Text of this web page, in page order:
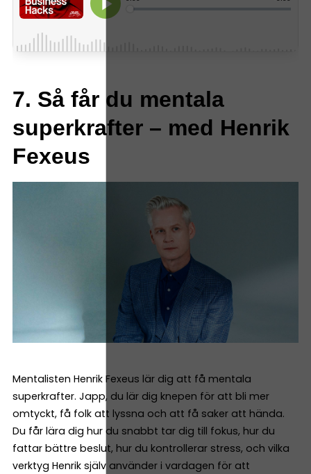
7. Så får du mentala
superkrafter – med Henrik
Fexeus
Mentalisten Henrik Fexeus lär dig att få mentala
superkrafter. Japp, du lär dig knepen för att bli mer
omtyckt, få folk att lyssna och att få saker att hända.
Du får lära dig hur du snabbt tar dig till fokus, hur du
fattar bättre beslut, hur du kontrollerar stress, och vilka
verktyg Henrik själv använder i vardagen för att